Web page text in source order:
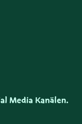
Media Kanälen.